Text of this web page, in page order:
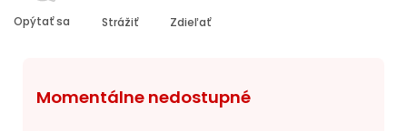
Momentálne nedostupné
Opýtať sa Strážiť Zdieľať